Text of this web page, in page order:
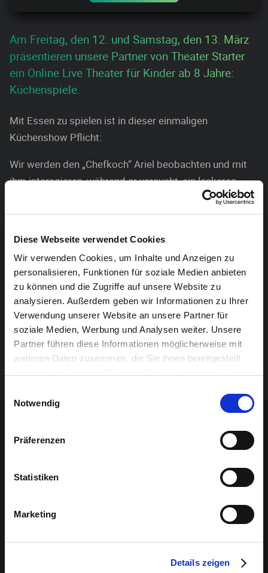
Diese Webseite verwendet Cookies
Wir verwenden Cookies, um Inhalte und Anzeigen zu
personalisieren, Funktionen für soziale Medien anbieten
zu können und die Zugriffe auf unsere Website zu
analysieren. Außerdem geben wir Informationen zu Ihrer
Verwendung unserer Website an unsere Partner für
soziale Medien, Werbung und Analysen weiter. Unsere
Partner führen diese Informationen möglicherweise mit
weiteren Daten zusammen, die Sie ihnen bereitgestellt
Notwendig
Präferenzen
Statistiken
Marketing
Details zeigen
Am Freitag, den 12. und Samstag, den 13. März
präsentieren unsere Partner von Theater Starter
ein Online Live Theater für Kinder ab 8 Jahre:
Küchenspiele.
Mit Essen zu spielen ist in dieser einmaligen
Küchenshow Pflicht:
Wir werden den „Chefkoch“ Ariel beobachten und mit
ihm interagieren, während er versucht, ein leckeres
verborgene Universum des Essens.
Zutaten, die wir oft ohne viel Nachdenken in unseren
Mund stecken, werden in diesem Online-Küchen-
Abenteuer zum Leben erweckt.
Egal ob Banane, Stulle oder Schokoriegel – BRINGT
SNACKS MIT!
Spiel:Ariel Doron, Jerusalem/Berlin (IL/DE)
Sponsoren-Inhalt